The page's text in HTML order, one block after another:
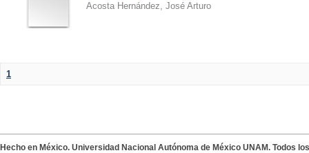
Acosta Hernández, José Arturo
1
Hecho en México. Universidad Nacional Autónoma de México UNAM. Todos